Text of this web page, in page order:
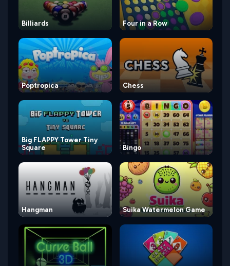
Billiards Four in a Row
Poptropica Chess
Big FLAPPY Tower Tiny
Square
Bingo
Hangman Suika Watermelon Game